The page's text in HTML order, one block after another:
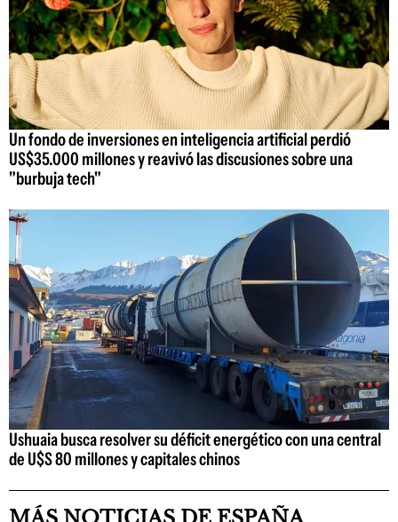
Un fondo de inversiones en inteligencia artificial perdió
US$35.000 millones y reavivó las discusiones sobre una
"burbuja tech"
Ushuaia busca resolver su déficit energético con una central
de U$S 80 millones y capitales chinos